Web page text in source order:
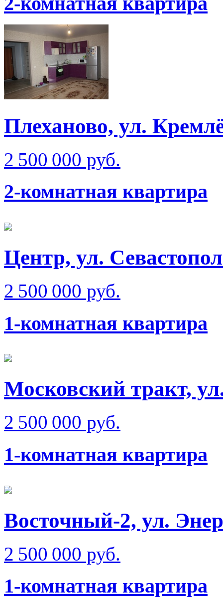
Плеханово, ул.
2 500 000 руб.
2-комнатная квартира
Центр, ул.
2 500 000 руб.
1-комнатная квартира
Московский тракт,
2 500 000 руб.
1-комнатная квартира
Восточный-2, ул.
2 500 000 руб.
1-комнатная квартира